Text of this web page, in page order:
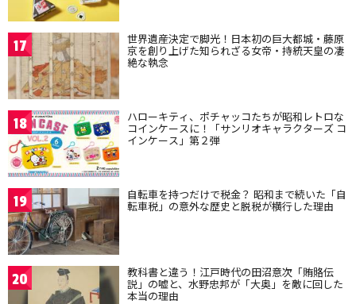
17 世界遺産決定で脚光！日本初の巨大都城・藤原
京を創り上げた知られざる女帝・持統天皇の凄
絶な執念
18 ハローキティ、ポチャッコたちが昭和レトロな
コインケースに！「サンリオキャラクターズ コ
インケース」第２弾
19 自転車を持つだけで税金？ 昭和まで続いた「自
転車税」の意外な歴史と脱税が横行した理由
20 教科書と違う！江戸時代の田沼意次「賄賂伝
説」の嘘と、水野忠邦が「大奥」を敵に回した
本当の理由